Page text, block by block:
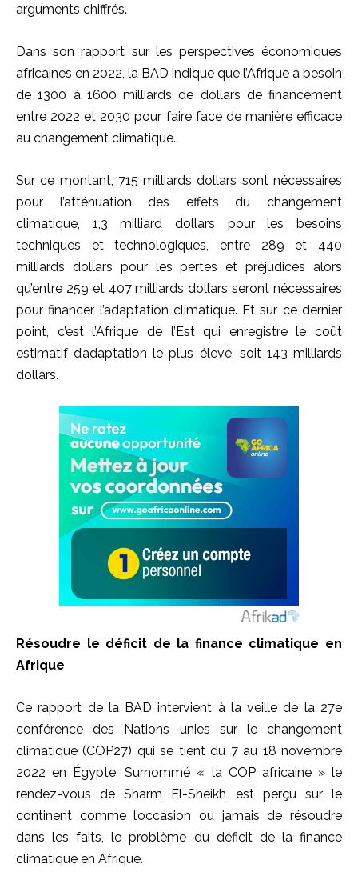
arguments chiffrés.
Dans son rapport sur les perspectives économiques
africaines en 2022, la BAD indique que l’Afrique a besoin
de 1300 à 1600 milliards de dollars de financement
entre 2022 et 2030 pour faire face de manière efficace
au changement climatique.
Sur ce montant, 715 milliards dollars sont nécessaires
pour l’atténuation des effets du changement
climatique, 1,3 milliard dollars pour les besoins
techniques et technologiques, entre 289 et 440
milliards dollars pour les pertes et préjudices alors
qu’entre 259 et 407 milliards dollars seront nécessaires
pour financer l’adaptation climatique. Et sur ce dernier
point, c’est l’Afrique de l’Est qui enregistre le coût
estimatif d’adaptation le plus élevé, soit 143 milliards
dollars.
Résoudre le déficit de la finance climatique en
Afrique
Ce rapport de la BAD intervient à la veille de la 27e
conférence des Nations unies sur le changement
climatique (COP27) qui se tient du 7 au 18 novembre
2022 en Égypte. Surnommé « la COP africaine » le
rendez-vous de Sharm El-Sheikh est perçu sur le
continent comme l’occasion ou jamais de résoudre
dans les faits, le problème du déficit de la finance
climatique en Afrique.